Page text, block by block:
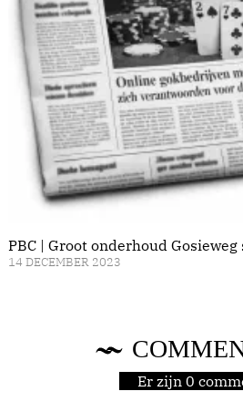
PBC | Groot onderhoud
14 DECEMBER 2023
Er zijn 0